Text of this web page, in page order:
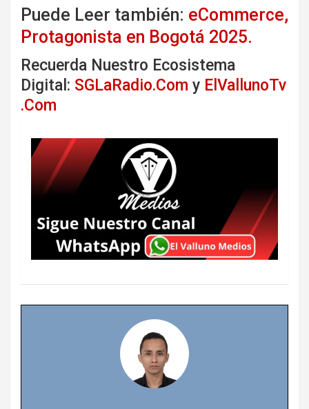
Puede Leer también: eCommerce,
Protagonista en Bogotá 2025.
Recuerda Nuestro Ecosistema
Digital: SGLaRadio.Com y ElVallunoTv
.Com